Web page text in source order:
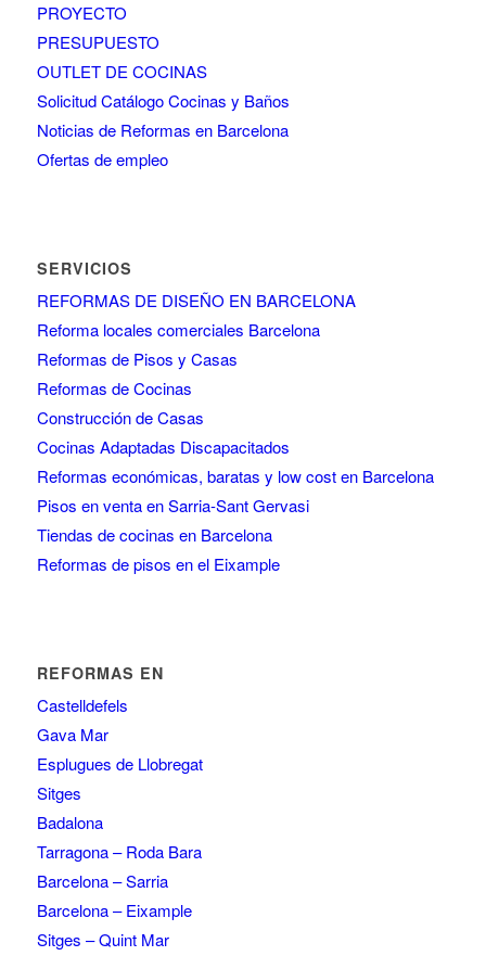
PROYECTO
PRESUPUESTO
OUTLET DE COCINAS
Solicitud Catálogo Cocinas y Baños
Noticias de Reformas en Barcelona
Ofertas de empleo
SERVICIOS
REFORMAS DE DISEÑO EN BARCELONA
Reforma locales comerciales Barcelona
Reformas de Pisos y Casas
Reformas de Cocinas
Construcción de Casas
Cocinas Adaptadas Discapacitados
Reformas económicas, baratas y low cost en Barcelona
Pisos en venta en Sarria-Sant Gervasi
Tiendas de cocinas en Barcelona
Reformas de pisos en el Eixample
REFORMAS EN
Castelldefels
Gava Mar
Esplugues de Llobregat
Sitges
Badalona
Tarragona – Roda Bara
Barcelona – Sarria
Barcelona – Eixample
Sitges – Quint Mar